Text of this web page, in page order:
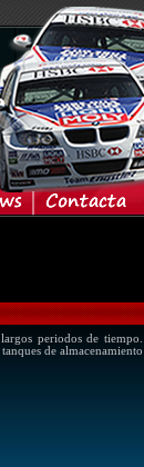
periodos de tiempo.
de almacenamiento